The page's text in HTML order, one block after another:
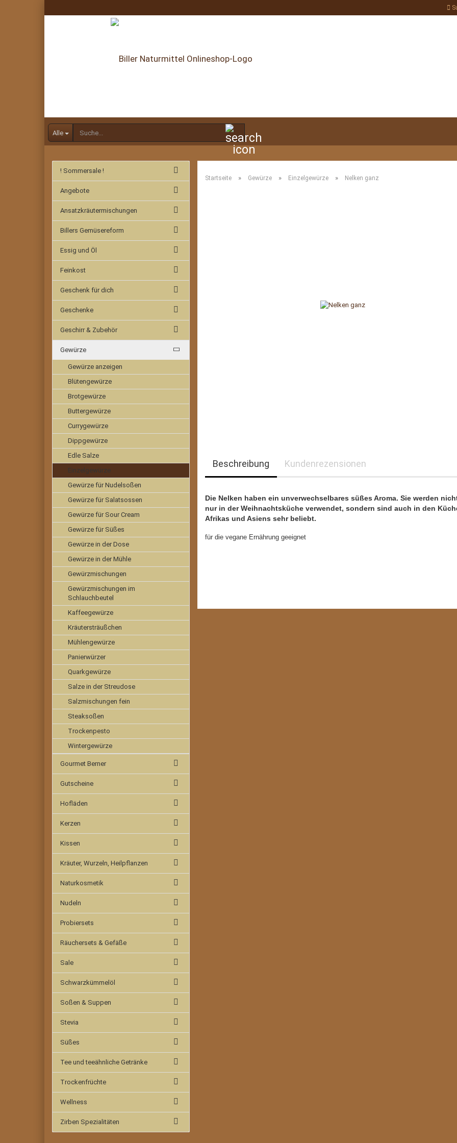
Alle
Startseite » Gewürze » Einzelgewürze » Nelken ganz
Beschreibung Kundenrezensionen
Die Nelken haben ein unverwechselbares süßes Aroma. Sie werden
nur in der Weihnachtsküche verwendet, sondern sind auch in den
Afrikas und Asiens sehr beliebt.
für die vegane Ernährung geeignet
! Sommersale !
Angebote
Ansatzkräutermischungen
Billers Gemüsereform
Essig und Öl
Feinkost
Geschenk für dich
Geschenke
Geschirr & Zubehör
Gewürze
Gewürze anzeigen
Blütengewürze
Brotgewürze
Buttergewürze
Currygewürze
Dippgewürze
Edle Salze
Einzelgewürze
Gewürze für Nudelsoßen
Gewürze für Salatsossen
Gewürze für Sour Cream
Gewürze für Süßes
Gewürze in der Dose
Gewürze in der Mühle
Gewürzmischungen
Gewürzmischungen im
Schlauchbeutel
Kaffeegewürze
Kräutersträußchen
Mühlengewürze
Panierwürzer
Quarkgewürze
Salze in der Streudose
Salzmischungen fein
Steaksoßen
Trockenpesto
Wintergewürze
Gourmet Berner
Gutscheine
Hofläden
Kerzen
Kissen
Kräuter, Wurzeln, Heilpflanzen
Naturkosmetik
Nudeln
Probiersets
Räuchersets & Gefäße
Sale
Schwarzkümmelöl
Soßen & Suppen
Stevia
Süßes
Tee und teeähnliche Getränke
Trockenfrüchte
Wellness
Zirben Spezialitäten